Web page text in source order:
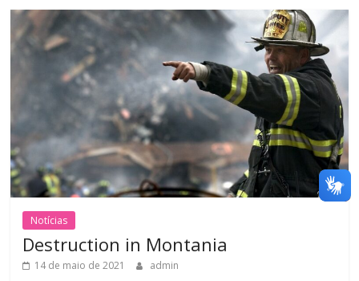
Notícias
Destruction in Montania
14 de maio de 2021 admin